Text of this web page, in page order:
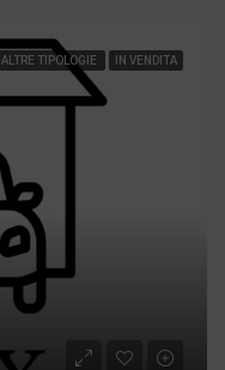
ALTRE TIPOLOGIE IN VENDITA